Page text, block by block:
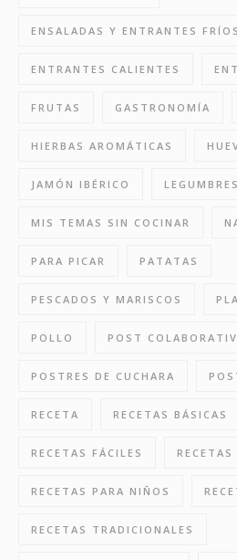
ENSALADAS Y ENTRANTES FRÍOS
ENTRANTES CALIENTES
FRUTAS GASTRONOMÍA
HIERBAS AROMÁTICAS
JAMÓN IBÉRICO
MIS TEMAS SIN COCINAR
PARA PICAR PATATAS
PESCADOS Y MARISCOS
POLLO POST
POSTRES DE CUCHARA
RECETA RECETAS BÁSICAS
RECETAS FÁCILES
RECETAS PARA NIÑOS
RECETAS TRADICIONALES